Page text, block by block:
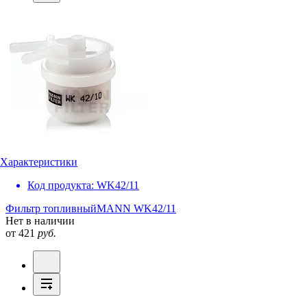
Характеристики
Код продукта: WK42/11
Фильтр топливныйMANN WK42/11
Нет в наличии
от 421 руб.